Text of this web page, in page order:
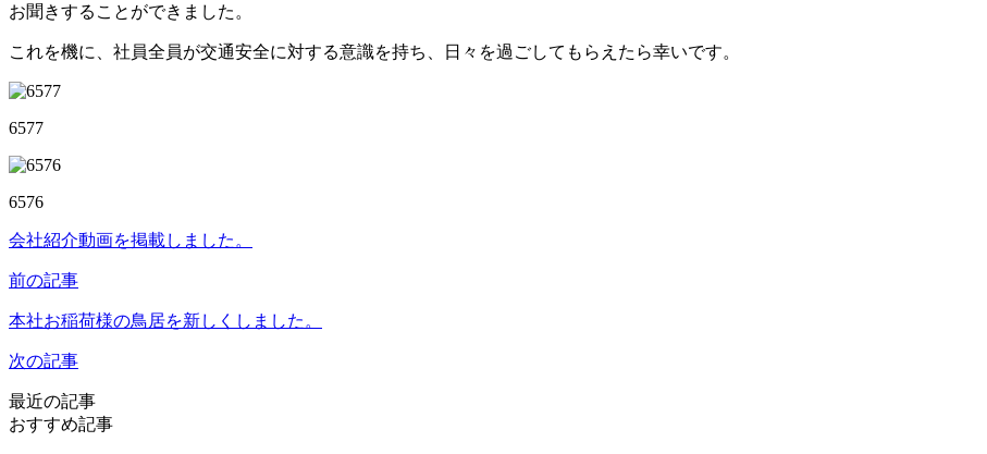
お聞きすることができました。
これを機に、社員全員が交通安全に対する意識を持ち、日々を過ごしてもらえたら幸いです。
6577
6576
会社紹介動画を掲載しました。
前の記事
本社お稲荷様の鳥居を新しくしました。
次の記事
最近の記事
おすすめ記事